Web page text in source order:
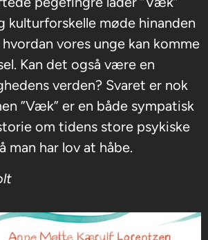
kulturforskelle møde hinanden
vores unge kan komme
Kan det også være en
verden? Svaret er nok
”Væk” er en både sympatisk
om tidens store psykiske
man har lov at håbe.